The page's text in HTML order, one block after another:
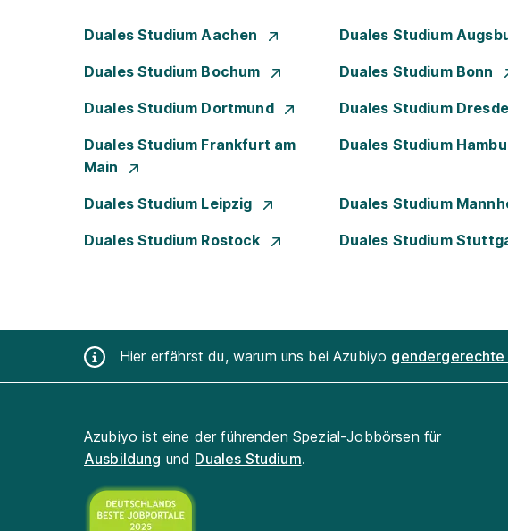
Duales Studium Aachen Duales Studium
Duales Studium Bochum Duales Studium Bonn
Duales Studium Dortmund Duales Studium
Duales Studium Frankfurt am
Main
Duales Studium
Duales Studium Leipzig Duales Studium
Duales Studium Rostock Duales Studium
Hier erfährst du, warum uns bei Azubiyo gendergerechte
Azubiyo ist eine der führenden Spezial-Jobbörsen für
Ausbildung und Duales Studium.